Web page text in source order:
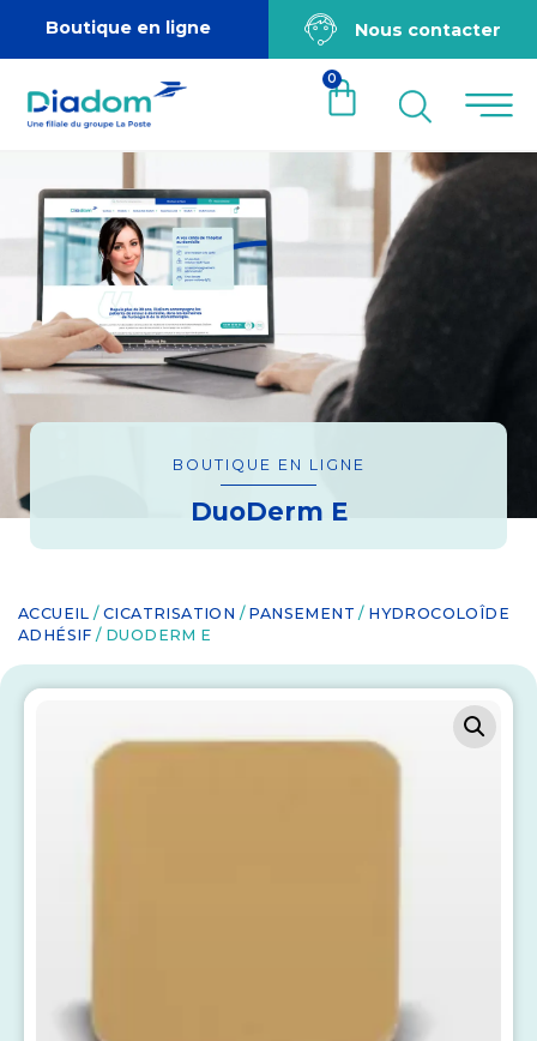
Boutique en ligne Nous contacter
0
BOUTIQUE EN LIGNE
DuoDerm E
ACCUEIL /CICATRISATION / PANSEMENT / HYDROCOLOÎDE
ADHÉSIF / DUODERM E